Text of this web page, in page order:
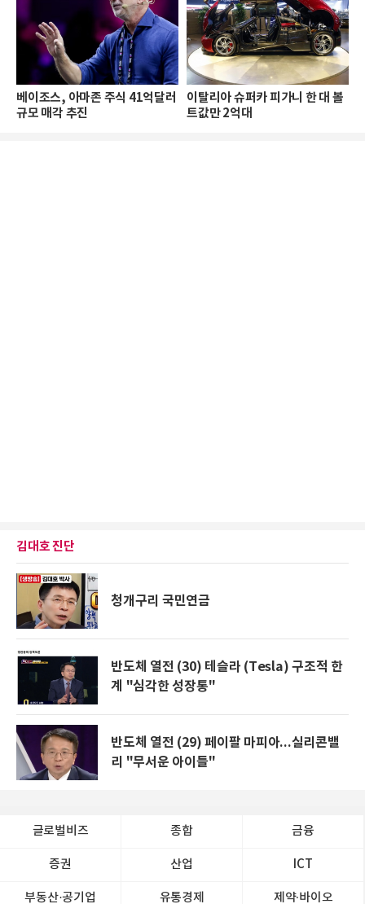
베이조스, 아마존 주식 41억달러
규모 매각 추진
이탈리아 슈퍼카 피가니 한 대 볼
트값만 2억대
김대호 진단
청개구리 국민연금
반도체 열전 (30) 테슬라 (Tesla) 구조적 한
계 "심각한 성장통"
반도체 열전 (29) 페이팔 마피아...실리콘밸
리 "무서운 아이들"
글로벌비즈 종합 금융
증권 산업 ICT
부동산·공기업 유통경제 제약∙바이오